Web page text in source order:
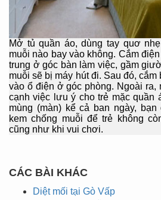
Mở tủ quần áo, dùng tay quơ
muỗi nào bay vào không. Cắm
trung ở góc bàn làm việc, gầm
muỗi sẽ bị máy hút đi. Sau đó,
vào ổ điện ở góc phòng. Ngoài ra,
cạnh việc lưu ý cho trẻ mặc quần
mùng (màn) kể cả ban ngày,
kem chống muỗi để trẻ không
cũng như khi vui chơi.
CÁC BÀI KHÁC
Diệt mối tại Gò Vấp